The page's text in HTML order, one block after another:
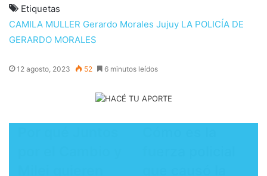
Etiquetas
CAMILA MULLER Gerardo Morales Jujuy LA POLICÍA DE
GERARDO MORALES
12 agosto, 2023 52 6 minutos leídos